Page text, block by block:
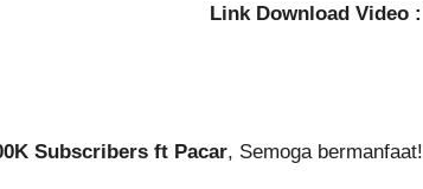
Link Download Video :
Subscribers ft Pacar, Semoga bermanfaat!